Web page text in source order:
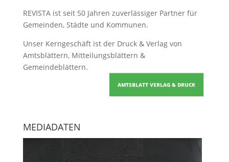
REVISTA ist seit 50 Jahren zuverlässiger Partner für
Gemeinden, Städte und Kommunen.
Unser Kerngeschäft ist der Druck & Verlag von
Amtsblättern, Mitteilungsblättern &
Gemeindeblättern.
AMTSBLATT VERLAG & DRUCK
MEDIADATEN